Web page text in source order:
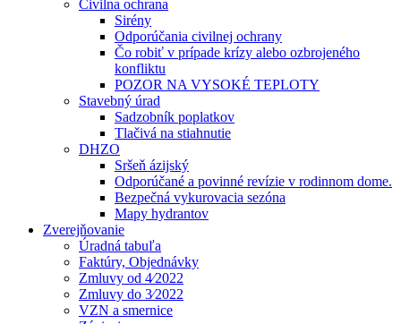
Civilna ochrana
Sirény
Odporúčania civilnej ochrany
Čo robiť v prípade krízy alebo ozbrojeného
konfliktu
POZOR NA VYSOKÉ TEPLOTY
Stavebný úrad
Sadzobník poplatkov
Tlačivá na stiahnutie
DHZO
Sršeň ázijský
Odporúčané a povinné revízie v rodinnom dome.
Bezpečná vykurovacia sezóna
Mapy hydrantov
Zverejňovanie
Úradná tabuľa
Faktúry, Objednávky
Zmluvy od 4⁄2022
Zmluvy do 3⁄2022
VZN a smernice